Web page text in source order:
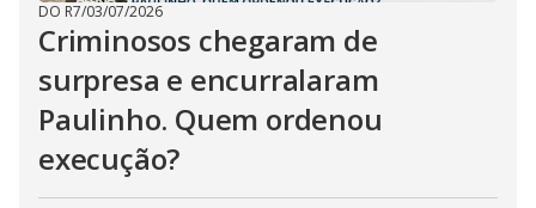
DO R7/03/07/2026
Criminosos chegaram de
surpresa e encurralaram
Paulinho. Quem ordenou
execução?